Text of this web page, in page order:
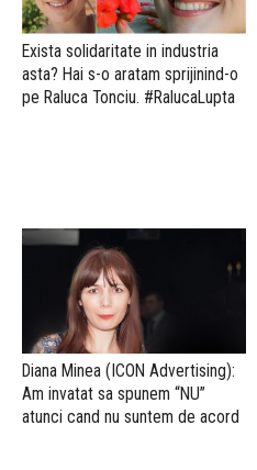
Exista solidaritate in industria
asta? Hai s-o aratam sprijinind-o
pe Raluca Tonciu. #RalucaLupta
Diana Minea (ICON Advertising):
Am invatat sa spunem “NU”
atunci cand nu suntem de acord